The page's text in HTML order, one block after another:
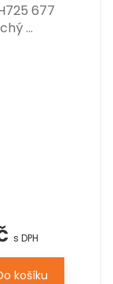
677
…
s DPH
košíku